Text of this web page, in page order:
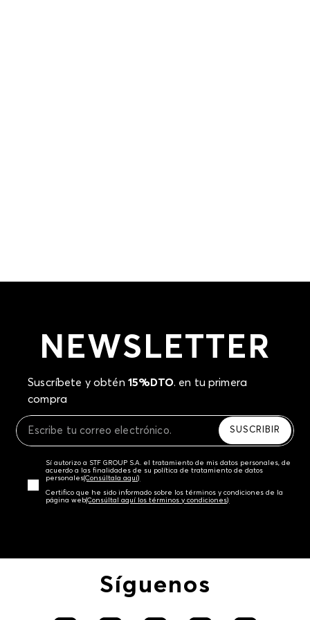
NEWSLETTER
Suscríbete y obtén 15%DTO. en tu primera
compra
SUSCRIBIR
Sí autorizo a STF GROUP S.A. el tratamiento de mis datos personales, de
acuerdo a las finalidades de su política de tratamiento de datos
personales‎(Consúltala aquí)
Certifico que he sido informado sobre los términos y condiciones de la
página web‎(Consúltal aquí los términos y condiciones)
Síguenos